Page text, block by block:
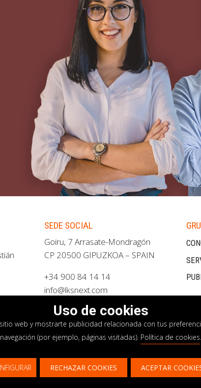
SEDE SOCIAL
Goiru, 7 Arrasate-Mondragón
CP 20500 GIPUZKOA – SPAIN
+34 900 84 14 14
info@lksnext.com
Política de cookies Sistema interno
¿Te gustaría saber más sobre nuestros
Uso de cookies
web y mostrarte publicidad relacionada con tus
navegación (por ejemplo, páginas visitadas). Política de cookies.
RECHAZAR COOKIES ACEPTAR